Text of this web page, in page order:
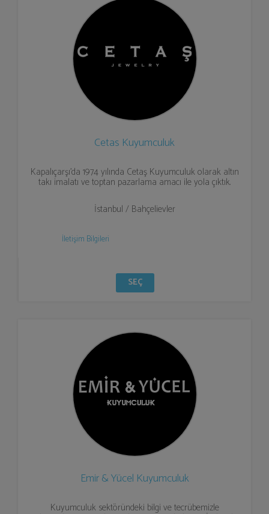
Cetas Kuyumculuk
Kapalıçarşı’da 1974 yılında Cetaş Kuyumculuk olarak altın
takı imalatı ve toptan pazarlama amacı ile yola çıktık.
İstanbul / Bahçelievler
İletişim Bilgileri
SEÇ
Emir & Yücel Kuyumculuk
Kuyumculuk sektöründeki bilgi ve tecrübemizle